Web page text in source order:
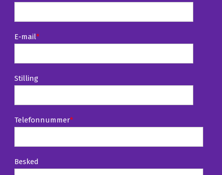
E-mail*
Stilling
Telefonnummer*
Besked